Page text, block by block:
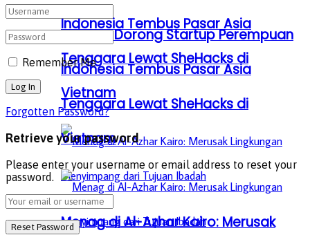
Indonesia Tembus Pasar Asia
Tenggara Lewat SheHacks di
Vietnam
Menag di Al-Azhar Kairo: Merusak
Indosat Dorong Startup Perempuan
Indonesia Tembus Pasar Asia
Tenggara Lewat SheHacks di
Vietnam
Remember Me
Forgotten Password?
Retrieve your password
Please enter your username or email address to reset your
password.